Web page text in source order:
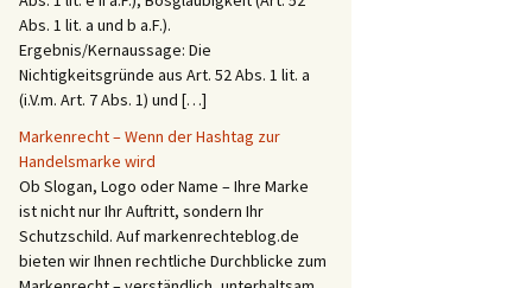
Abs. 1 lit. a und b a.F.).
Ergebnis/Kernaussage: Die
Nichtigkeitsgründe aus Art. 52 Abs. 1 lit. a
(i.V.m. Art. 7 Abs. 1) und […]
Markenrecht – Wenn der Hashtag zur
Handelsmarke wird
Ob Slogan, Logo oder Name – Ihre Marke
ist nicht nur Ihr Auftritt, sondern Ihr
Schutzschild. Auf markenrechteblog.de
bieten wir Ihnen rechtliche Durchblicke zum